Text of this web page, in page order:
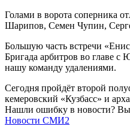
Голами в ворота соперника
Шарипов, Семен Чупин,
Большую часть встречи
Бригада арбитров во главе с
нашу команду удалениями.
Сегодня пройдёт второй
кемеровский «Кузбасс» и
Нашли ошибку в новости?
Новости СМИ2